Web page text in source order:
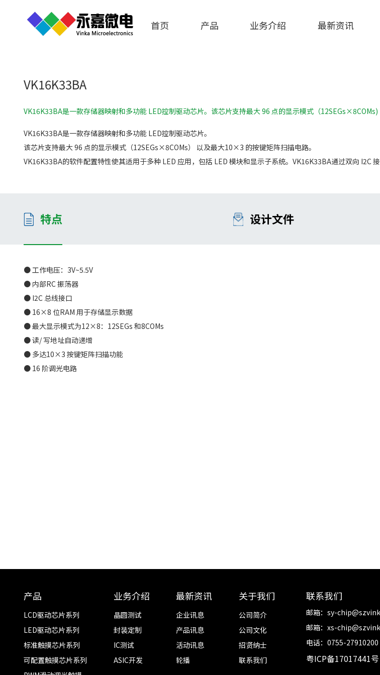
首页 产品 业务介绍 最新资讯
VK16K33BA
VK16K33BA是一款存储器映射和多功能 LED控制驱动芯片。该芯片支持最大 96 点的显示模式（12SEGs×8COMs)
VK16K33BA是一款存储器映射和多功能 LED控制驱动芯片。
该芯片支持最大 96 点的显示模式（12SEGs×8COMs） 以及最大10×3 的按键矩阵扫描电路。
VK16K33BA的软件配置特性使其适用于多种 LED 应用，包括 LED 模块和显示子系统。VK16K33BA通过双向 I2C
特点 设计文件
● 工作电压：3V~5.5V
● 内部RC 振荡器
● I2C 总线接口
● 16×8 位RAM 用于存储显示数据
● 最大显示模式为12×8：12SEGs 和8COMs
● 读/ 写地址自动递增
● 多达10×3 按键矩阵扫描功能
● 16 阶调光电路
产品
LCD驱动芯片系列
LED驱动芯片系列
标准触摸芯片系列
可配置触摸芯片系列
业务介绍
晶圆测试
封装定制
IC测试
ASIC开发
最新资讯
企业讯息
产品讯息
活动讯息
轮播
关于我们
公司简介
公司文化
招贤纳士
联系我们
联系我们
邮箱：sy-
邮箱：xs-
电话：0755-27910200
粤ICP备17017441号